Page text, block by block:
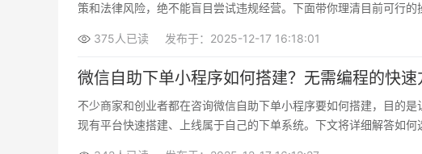
策和法律风险，绝不能盲目尝试违规经营。下面带你理清目前可行的
375人已读 发布于：2025-12-17 16:18:01
微信自助下单小程序如何搭建？无需编程的快速
不少商家和创业者都在咨询微信自助下单小程序要如何搭建，目的
现有平台快速搭建、上线属于自己的下单系统。下文将详细解答如何